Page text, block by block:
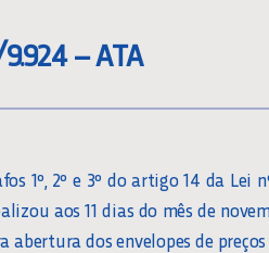
– ATA
2º e 3º do artigo 14 da Lei nº
aos 11 dias do mês de
abertura dos envelopes de